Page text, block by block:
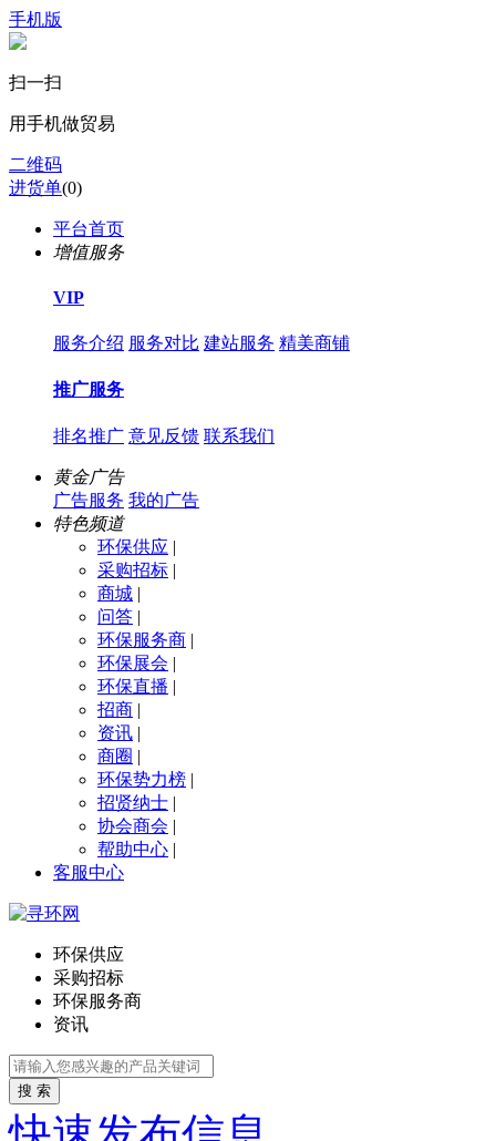
手机版
扫一扫
用手机做贸易
二维码
进货单(0)
平台首页
增值服务
VIP
服务介绍 服务对比 建站服务 精美商铺
推广服务
排名推广 意见反馈 联系我们
黄金广告
广告服务 我的广告
特色频道
环保供应 |
采购招标 |
商城 |
问答 |
环保服务商 |
环保展会 |
环保直播 |
招商 |
资讯 |
商圈 |
环保势力榜 |
招贤纳士 |
协会商会 |
帮助中心 |
客服中心
环保供应
采购招标
环保服务商
资讯
搜 索